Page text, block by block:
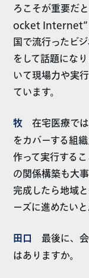
ろこそが重要だ
ocket Internet”
国で流行ったビ
をして話題にな
いて現場力や実
ています。
牧 在宅医療で
をカバーする組
作って実行する
の関係構築も大
完成したら地域
ーズに進めたいと
田口 最後に、
はありますか。